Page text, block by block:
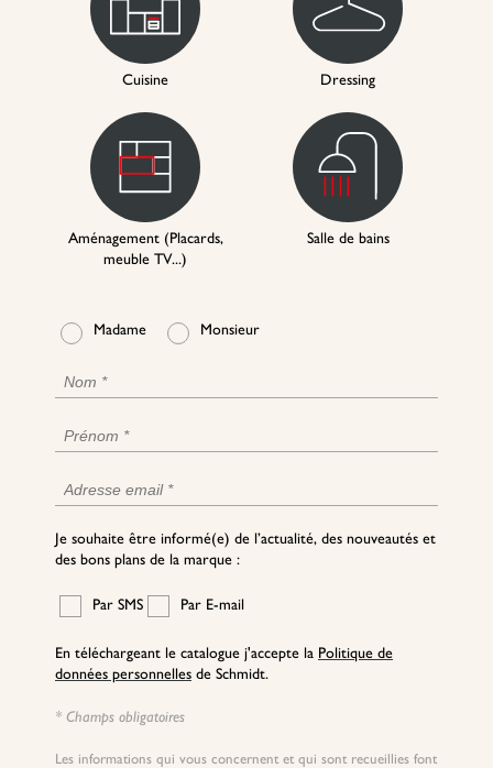
Cuisine Dressing
Aménagement (Placards,
meuble TV...)
Salle de bains
Madame Monsieur
Je souhaite être informé(e) de l’actualité, des nouveautés et
des bons plans de la marque :
Par SMS Par E-mail
En téléchargeant le catalogue j'accepte la Politique de
données personnelles de Schmidt.
* Champs obligatoires
Les informations qui vous concernent et qui sont recueillies font